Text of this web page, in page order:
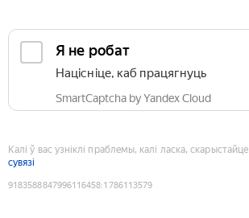
Я не робат
Націсніце, каб працягнуць
SmartCaptcha by Yandex Cloud
Калі ў вас узніклі праблемы, калі ласка, скарыстайце
сувязі
9183588847996116458:1786113579